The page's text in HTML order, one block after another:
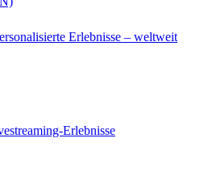
Erlebnisse – weltweit
Erlebnisse